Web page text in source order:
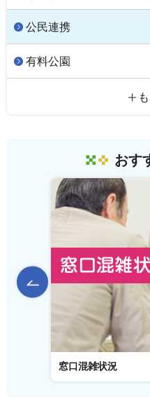
公民連携
有料公園
おす
前のスライ
窓口混雑状況